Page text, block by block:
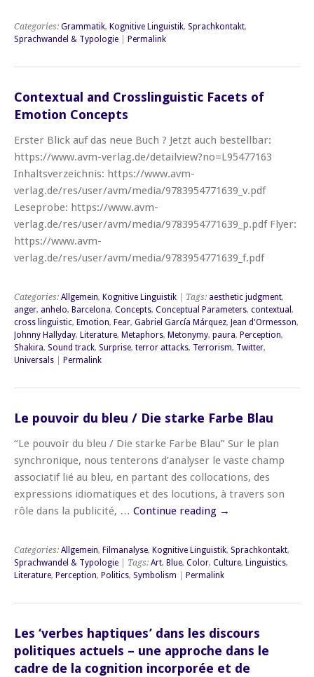
Categories: Grammatik, Kognitive Linguistik, Sprachkontakt,
Sprachwandel & Typologie
Permalink
Contextual and Crosslinguistic Facets of
Emotion Concepts
Erster Blick auf das neue Buch ? Jetzt auch bestellbar:
https://www.avm-verlag.de/detailview?no=L95477163
Inhaltsverzeichnis: https://www.avm-
verlag.de/res/user/avm/media/9783954771639_v.pdf
Leseprobe: https://www.avm-
verlag.de/res/user/avm/media/9783954771639_p.pdf Flyer:
https://www.avm-
verlag.de/res/user/avm/media/9783954771639_f.pdf
Categories: Allgemein, Kognitive Linguistik | Tags: aesthetic judgment,
anger, anhelo, Barcelona, Concepts, Conceptual Parameters, contextual ,
cross linguistic, Emotion, Fear, Gabriel García Márquez, Jean d'Ormesson,
Johnny Hallyday, Literature, Metaphors, Metonymy, paura, Perception,
Shakira, Sound track, Surprise, terror attacks, Terrorism, Twitter,
Universals
Permalink
Le pouvoir du bleu / Die starke Farbe Blau
“Le pouvoir du bleu / Die starke Farbe Blau” Sur le plan
synchronique, nous tenterons d’analyser le vaste champ
associatif lié au bleu, en partant des collocations, des
expressions idiomatiques et des locutions, à travers son
rôle dans la publicité, … Continue reading →
Categories: Allgemein, Filmanalyse, Kognitive Linguistik, Sprachkontakt,
Sprachwandel & Typologie | Tags: Art, Blue, Color, Culture, Linguistics,
Literature, Perception, Politics, Symbolism Permalink
Les ‘verbes haptiques’ dans les discours
politiques actuels – une approche dans le
cadre de la cognition incorporée et de